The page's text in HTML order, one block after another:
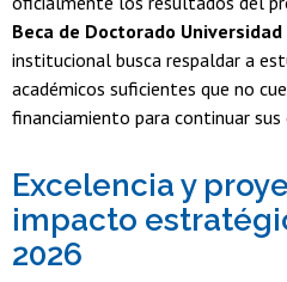
Beca de Doctorado
institucional busca respaldar a
académicos suficientes que no
financiamiento para continuar
Excelencia y
impacto
2026